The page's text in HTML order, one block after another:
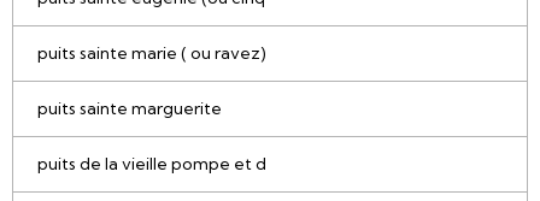
puits sainte marie ( ou ravez)
puits sainte marguerite
puits de la vieille pompe et d